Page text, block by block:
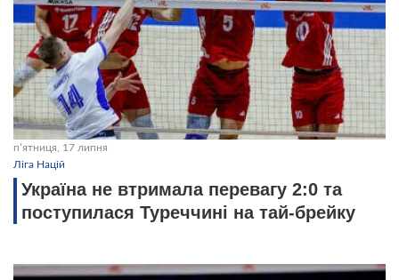
пʼятниця, 17 липня
Ліга Націй
Україна не втримала перевагу 2:0 та
поступилася Туреччині на тай-брейку